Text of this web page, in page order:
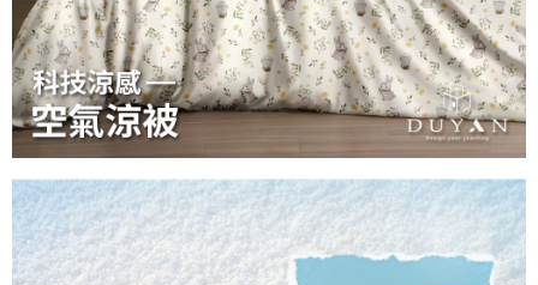
2.基於同意付款使用「大哥付你分期」之契約關係目的，商店將以您的個人
資料（包含姓名、電話或地址）提供予台灣大哥大進項蒐集、處理及利用，
由本公司與您本人進行分期帳單所需資料之確認、核對及更正。
3.完整用戶服務條款，請詳閱以下連結： https://oppay.tw/userRule
※ 交易是否成功請以「AFTEE先享後付 」之結帳頁面顯示為準，若有關於
是否繳費成功／繳費後需取消欲退款等相關疑問，請聯繫「AFTEE先享後付
客戶支援中心」https://netprotections.freshdesk.com/support/home
【注意事項】
１．透過由恩沛科技股份有限公司提供之「AFTEE先享後付」服務完成之交
易，需依本服務之必要範圍內提供個人資料，並將交易相關給付款項請求債
２．關於個人資料處理事宜，請瀏覽以下網址：
https://aftee.tw/terms/#terms3
３．未成年的使用者請事先徵得法定代理人或監護人之同意方可使用
「AFTEE先享後付」，若未經同意申辦者引起之損失，本公司不負相關責
任。
7-11取貨付款
每筆NT$60，滿NT$999(含以上)免運費
付款後7-11取貨
每筆NT$60，滿NT$999(含以上)免運費
每筆NT$80，滿NT$999(含以上)免運費